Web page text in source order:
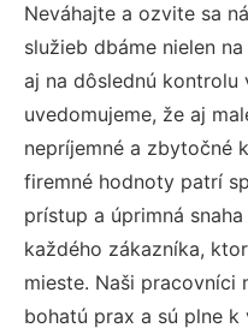
Neváhajte a ozvite sa
služieb dbáme nielen
aj na dôslednú kontrolu
uvedomujeme, že aj
nepríjemné a zbytočné
firemné hodnoty patrí
prístup a úprimná
každého zákazníka,
mieste. Naši pracovníci
bohatú prax a sú plne k